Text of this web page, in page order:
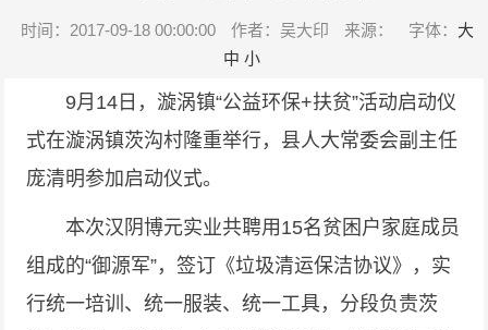
时间：2017-09-18 00:00:00 作者：吴大印 来源： 字体： 大
中 小
9月14日，漩涡镇“公益环保+扶贫”活动启动仪
式在漩涡镇茨沟村隆重举行，县人大常委会副主任
庞清明参加启动仪式。
本次汉阴博元实业共聘用15名贫困户家庭成员
组成的“御源军”，签订《垃圾清运保洁协议》，实
行统一培训、统一服装、统一工具，分段负责茨